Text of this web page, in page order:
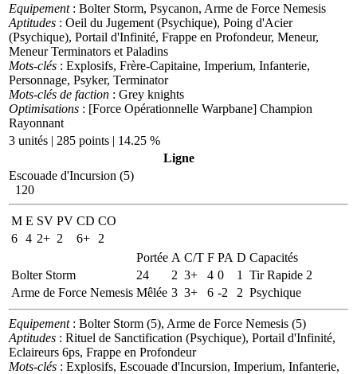
Equipement: Bolter Storm, Psycanon, Arme de Force Nemesis
Aptitudes : Oeil du Jugement (Psychique), Poing d'Acier
(Psychique), Portail d'Infinité, Frappe en Profondeur, Meneur,
Meneur Terminators et Paladins
Mots-clés : Explosifs, Frère-Capitaine, Imperium, Infanterie,
Personnage, Psyker, Terminator
Mots-clés de faction : Grey knights
Optimisations : [Force Opérationnelle Warpbane] Champion
Rayonnant
3 unités | 285 points | 14.25 %
Ligne
Escouade d'Incursion (5)
120
M E SV PV CD CO
6 4 2+ 2 6+
2
Portée A C/T F PA D Capacités
Bolter Storm
24 2 3+ 4 0 1
Tir Rapide 2
Arme de Force Nemesis Mêlée 3 3+ 6 -2 2 Psychique
Equipement: Bolter Storm (5), Arme de Force Nemesis (5)
Aptitudes : Rituel de Sanctification (Psychique), Portail d'Infinité,
Eclaireurs 6ps, Frappe en Profondeur
Mots-clés : Explosifs, Escouade d'Incursion, Imperium, Infanterie,